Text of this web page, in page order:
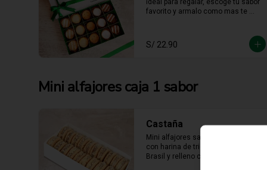
ideal para regalar, escoge tu sabor
favorito y armalo como mas te
S/ 22.90
Mini alfajores caja 1 sabor
Castaña
Mini alfajores sabor castaña hecho
con harina de trigo, nueces del
Brasil y relleno con manjar blanco